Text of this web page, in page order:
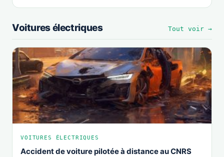
Voitures électriques Tout voir →
VOITURES ÉLECTRIQUES
Accident de voiture pilotée à distance au CNRS